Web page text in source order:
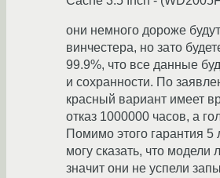
они немного дороже
винчестера, но зато
99.9%, что все данные
и сохранности. По
красный вариант имеет
отказ 1000000 часов, а
Помимо этого гарантия 5
могу сказать, что модели
значит они не успели